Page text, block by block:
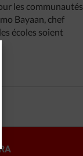
les communautés
Bayaan, chef
écoles soient